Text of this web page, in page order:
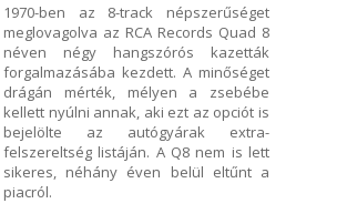
1970-ben az 8-track népszerűséget
meglovagolva az RCA Records Quad 8
néven négy hangszórós kazetták
forgalmazásába kezdett. A minőséget
drágán mérték, mélyen a zsebébe
kellett nyúlni annak, aki ezt az opciót is
bejelölte az autógyárak extra-
felszereltség listáján. A Q8 nem is lett
sikeres, néhány éven belül eltűnt a
piacról.